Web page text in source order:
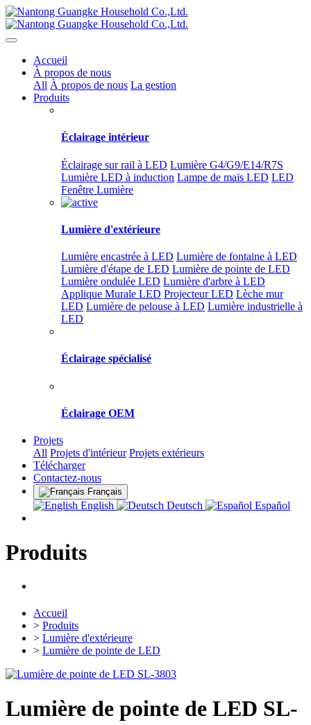
Accueil
À propos de nous
All À propos de nous La gestion
Produits
Éclairage intérieur
Éclairage sur rail à LED Lumière G4/G9/E14/R7S
Lumière LED à induction Lampe de maïs LED LED
Fenêtre Lumière
Lumière d'extérieure
Lumière encastrée à LED Lumière de fontaine à LED
Lumière d'étape de LED Lumière de pointe de LED
Lumière ondulée LED Lumière d'arbre à LED
Applique Murale LED Projecteur LED Lèche mur
LED Lumière de pelouse à LED Lumière industrielle à
LED
Éclairage spécialisé
Éclairage OEM
Projets
All Projets d'intérieur Projets extérieurs
Télécharger
Contactez-nous
Français
English Deutsch Español
Produits
Accueil
> Produits
> Lumière d'extérieure
> Lumière de pointe de LED
Lumière de pointe de LED SL-